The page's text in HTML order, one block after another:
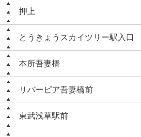
押上
とうきょうスカイツリー駅入口
本所吾妻橋
リバーピア吾妻橋前
東武浅草駅前